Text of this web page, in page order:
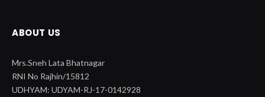
ABOUT US
Mrs.Sneh Lata Bhatnagar
RNI No Rajhin/15812
UDHYAM: UDYAM-RJ-17-0142928